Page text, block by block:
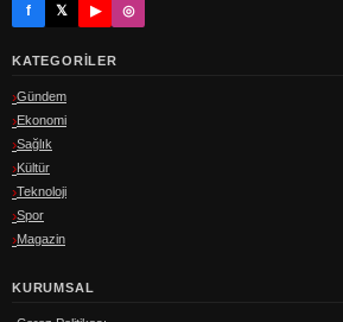
f 𝕏 ▶ ◎
KATEGORILER
Gündem
Ekonomi
Sağlık
Kültür
Teknoloji
Spor
Magazin
KURUMSAL